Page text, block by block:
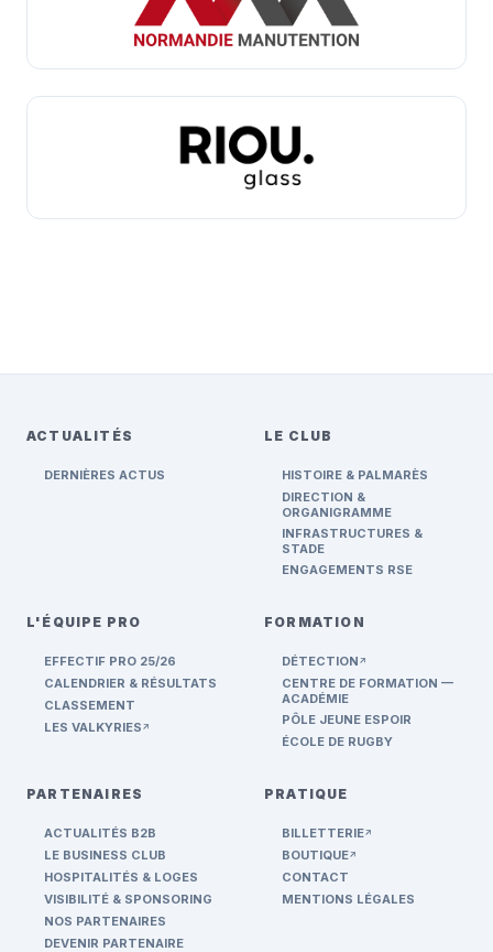
ACTUALITÉS
DERNIÈRES ACTUS
LE CLUB
HISTOIRE & PALMARÈS
DIRECTION &
ORGANIGRAMME
INFRASTRUCTURES &
STADE
ENGAGEMENTS RSE
L'ÉQUIPE PRO
EFFECTIF PRO 25/26
CALENDRIER & RÉSULTATS
CLASSEMENT
LES VALKYRIES ARROW_OUTWARD
FORMATION
DÉTECTION ARROW_OUTWARD
CENTRE DE FORMATION —
ACADÉMIE
PÔLE JEUNE ESPOIR
ÉCOLE DE RUGBY
PARTENAIRES
ACTUALITÉS B2B
LE BUSINESS CLUB
HOSPITALITÉS & LOGES
VISIBILITÉ & SPONSORING
NOS PARTENAIRES
DEVENIR PARTENAIRE
PRATIQUE
BILLETTERIEARROW_OUTWARD
BOUTIQUEARROW_OUTWARD
CONTACT
MENTIONS LÉGALES